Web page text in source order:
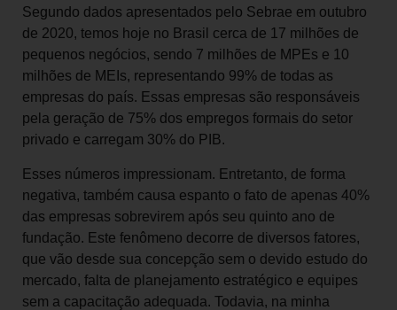
Segundo dados apresentados pelo Sebrae em outubro
de 2020, temos hoje no Brasil cerca de 17 milhões de
pequenos negócios, sendo 7 milhões de MPEs e 10
milhões de MEIs, representando 99% de todas as
empresas do país. Essas empresas são responsáveis
pela geração de 75% dos empregos formais do setor
privado e carregam 30% do PIB.
Esses números impressionam. Entretanto, de forma
negativa, também causa espanto o fato de apenas 40%
das empresas sobrevirem após seu quinto ano de
fundação. Este fenômeno decorre de diversos fatores,
que vão desde sua concepção sem o devido estudo do
mercado, falta de planejamento estratégico e equipes
sem a capacitação adequada. Todavia, na minha